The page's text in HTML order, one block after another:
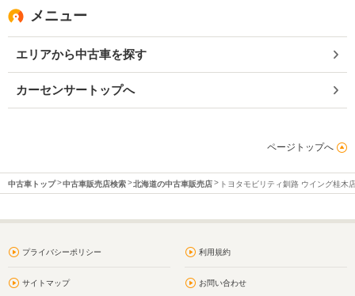
メニュー
エリアから中古車を探す
カーセンサートップへ
ページトップへ
中古車トップ 中古車販売店検索 北海道の中古車販売店 トヨタモビリティ釧路 ウイング桂木
プライバシーポリシー 利用規約
サイトマップ お問い合わせ